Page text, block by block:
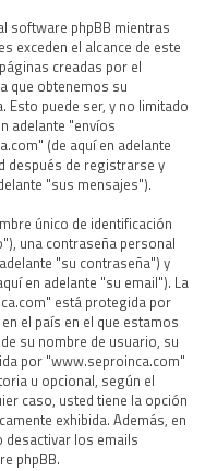
software phpBB mientras
exceden el alcance de este
creadas por el
que obtenemos su
Esto puede ser, y no limitado
adelante "envíos
(de aquí en adelante
después de registrarse y
"sus mensajes").
único de identificación
una contraseña personal
"su contraseña") y
en adelante "su email"). La
está protegida por
el país en el que estamos
su nombre de usuario, su
por "www.seproinca.com"
u opcional, según el
caso, usted tiene la opción
exhibida. Además, en
desactivar los emails
phpBB.